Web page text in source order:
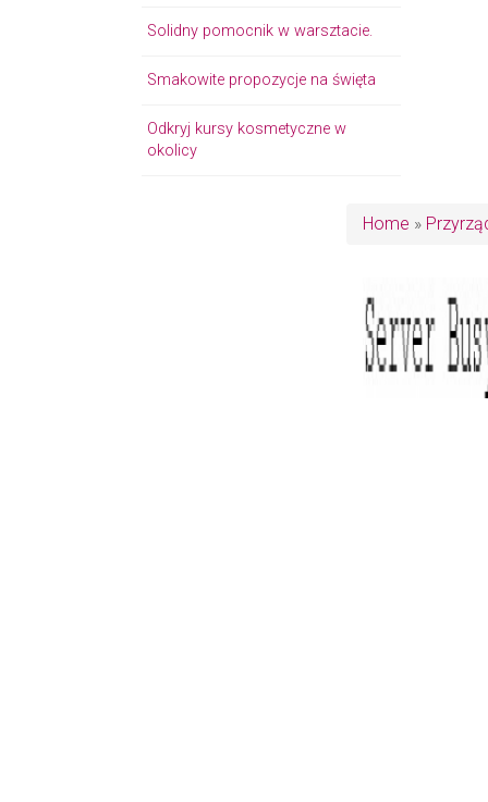
Solidny pomocnik w warsztacie.
Smakowite propozycje na święta
Odkryj kursy kosmetyczne w
okolicy
Home »